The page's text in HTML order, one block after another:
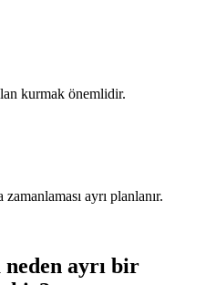
kurmak önemlidir.
ayrı planlanır.
ayrı bir